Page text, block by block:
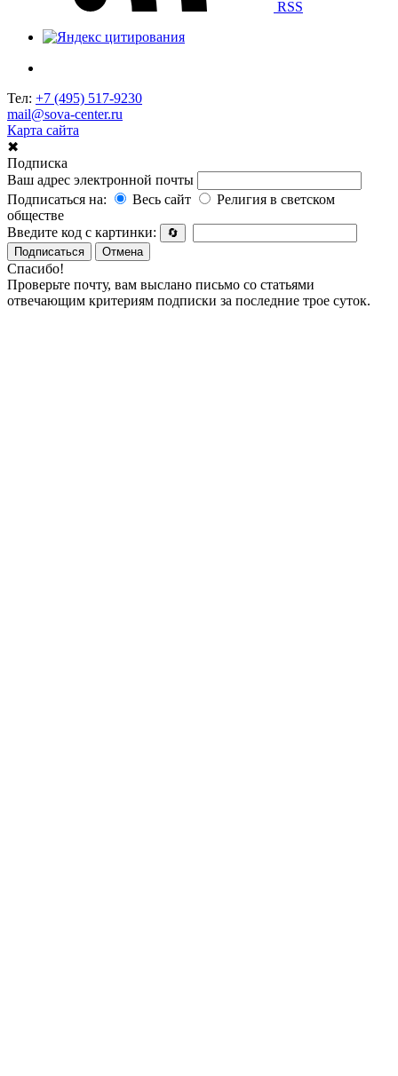
RSS
Тел: +7 (495) 517-9230
mail@sova-center.ru
Карта сайта
✖
Подписка
Ваш адрес электронной почты
Подписаться на:
Весь сайт
Религия в светском
обществе
Введите код с картинки:
🔄
Подписаться
Отмена
Спасибо!
Проверьте почту, вам выслано письмо со статьями
отвечающим критериям подписки за последние трое суток.